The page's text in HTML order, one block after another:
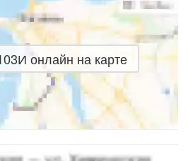
онлайн на карте